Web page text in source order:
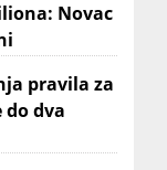
Novac
pravila za
dva